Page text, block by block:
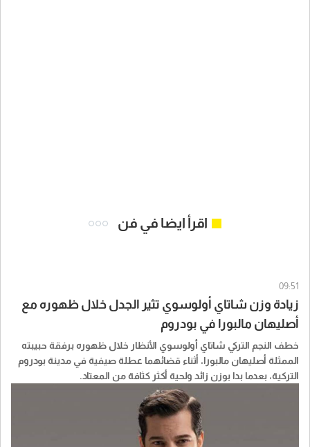
اقرأ ايضا في فن
09:51
زيادة وزن شاتاي أولوسوي تثير الجدل خلال ظهوره مع
أصليهان مالبورا في بودروم
خطف النجم التركي شاتاي أولوسوي الأنظار خلال ظهوره برفقة حبيبته
الممثلة أصليهان مالبورا، أثناء قضائهما عطلة صيفية في مدينة بودروم
التركية، بعدما بدا بوزن زائد ولحية أكثر كثافة من المعتاد.